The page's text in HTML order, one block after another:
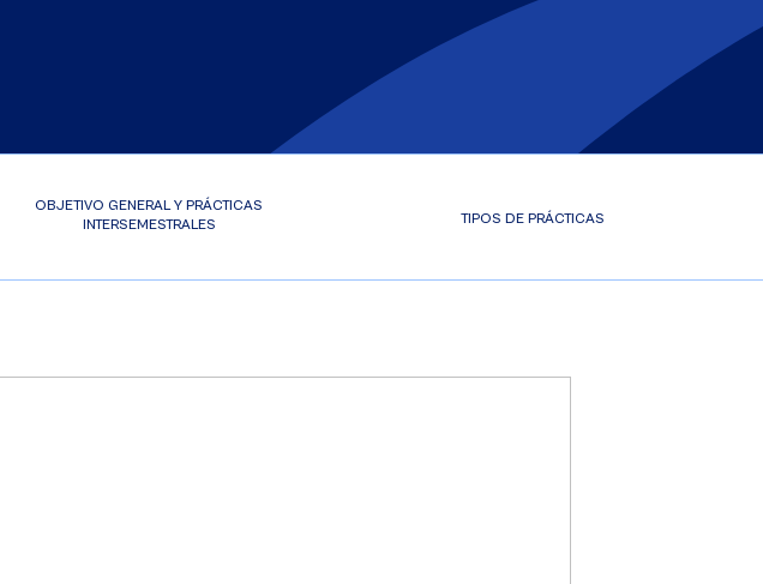
OBJETIVO GENERAL Y PRÁCTICAS
INTERSEMESTRALES
TIPOS DE PRÁCTICAS